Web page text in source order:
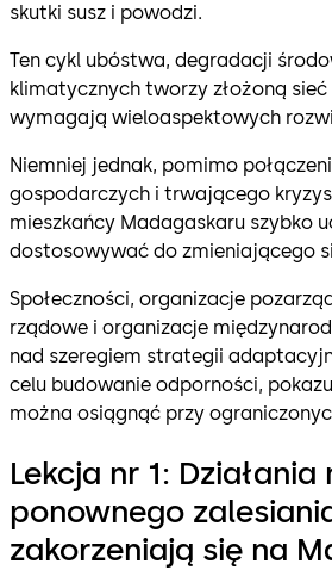
skutki susz i powodzi.
Ten cykl ubóstwa, degradacji
klimatycznych tworzy złożoną
wymagają wieloaspektowych
Niemniej jednak, pomimo
gospodarczych i trwającego
mieszkańcy Madagaskaru szybko
dostosowywać do zmieniającego
Społeczności, organizacje
rządowe i organizacje
nad szeregiem strategii
celu budowanie odporności,
można osiągnąć przy
Lekcja nr 1: Działania
ponownego
zakorzeniają się na